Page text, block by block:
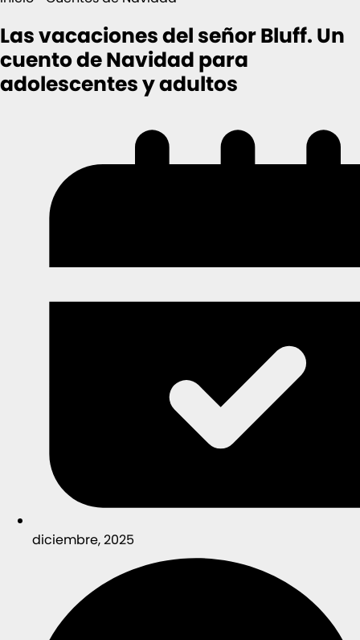
Las vacaciones del señor Bluff. Un
cuento de Navidad para
adolescentes y adultos
diciembre, 2025